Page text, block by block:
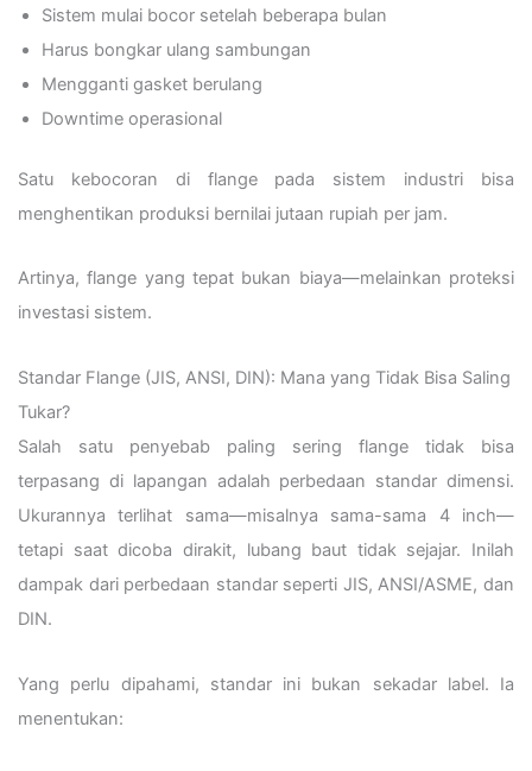
Sistem mulai bocor setelah beberapa bulan
Harus bongkar ulang sambungan
Mengganti gasket berulang
Downtime operasional
Satu kebocoran di flange pada sistem industri bisa
menghentikan produksi bernilai jutaan rupiah per jam.
Artinya, flange yang tepat bukan biaya—melainkan proteksi
investasi sistem.
Standar Flange (JIS, ANSI, DIN): Mana yang Tidak Bisa Saling
Tukar?
Salah satu penyebab paling sering flange tidak bisa
terpasang di lapangan adalah perbedaan standar dimensi.
Ukurannya terlihat sama—misalnya sama-sama 4 inch—
tetapi saat dicoba dirakit, lubang baut tidak sejajar. Inilah
dampak dari perbedaan standar seperti JIS, ANSI/ASME, dan
DIN.
Yang perlu dipahami, standar ini bukan sekadar label. Ia
menentukan: